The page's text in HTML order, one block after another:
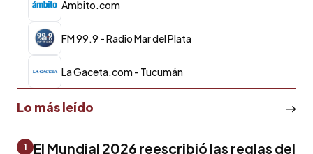
Ambito.com
FM 99.9 - Radio Mar del Plata
La Gaceta.com - Tucumán
Lo más leído
1
El Mundial 2026 reescribió las reglas del